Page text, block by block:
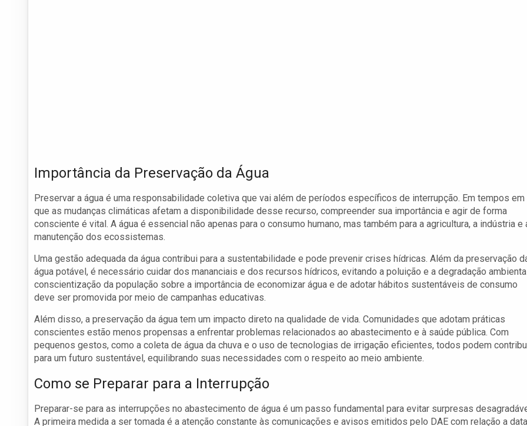
Importância da Preservação da Água
Preservar a água é uma responsabilidade coletiva que vai além de períodos específicos de interrupção. Em tempos em
que as mudanças climáticas afetam a disponibilidade desse recurso, compreender sua importância e agir de forma
consciente é vital. A água é essencial não apenas para o consumo humano, mas também para a agricultura, a indústria e
manutenção dos ecossistemas.
Uma gestão adequada da água contribui para a sustentabilidade e pode prevenir crises hídricas. Além da preservação
água potável, é necessário cuidar dos mananciais e dos recursos hídricos, evitando a poluição e a degradação
conscientização da população sobre a importância de economizar água e de adotar hábitos sustentáveis de consumo
deve ser promovida por meio de campanhas educativas.
Além disso, a preservação da água tem um impacto direto na qualidade de vida. Comunidades que adotam práticas
conscientes estão menos propensas a enfrentar problemas relacionados ao abastecimento e à saúde pública. Com
pequenos gestos, como a coleta de água da chuva e o uso de tecnologias de irrigação eficientes, todos podem
para um futuro sustentável, equilibrando suas necessidades com o respeito ao meio ambiente.
Como se Preparar para a Interrupção
Preparar-se para as interrupções no abastecimento de água é um passo fundamental para evitar surpresas
A primeira medida a ser tomada é a atenção constante às comunicações e avisos emitidos pelo DAE com relação a